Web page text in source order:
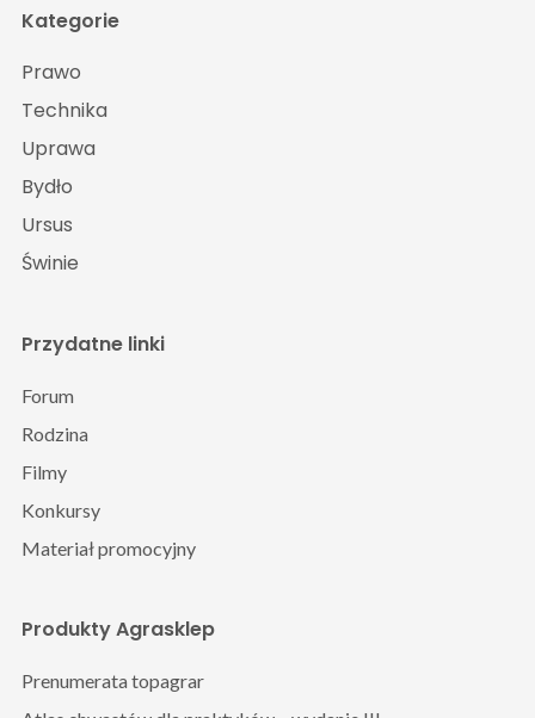
Kategorie
Prawo
Technika
Uprawa
Bydło
Ursus
Świnie
Produkty Agrasklep
Prenumerata topagrar
Przydatne linki
Forum
Rodzina
Filmy
Konkursy
Materiał promocyjny